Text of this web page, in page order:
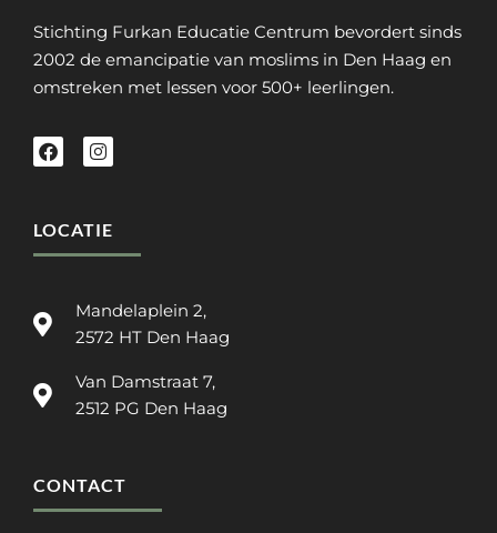
Stichting Furkan Educatie Centrum bevordert sinds
2002 de emancipatie van moslims in Den Haag en
omstreken met lessen voor 500+ leerlingen.
LOCATIE
Mandelaplein 2,
2572 HT Den Haag
Van Damstraat 7,
2512 PG Den Haag
CONTACT